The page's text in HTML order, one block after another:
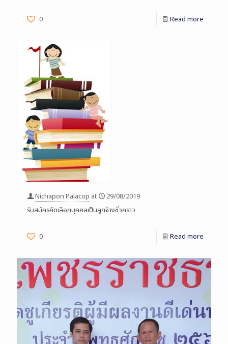
0 Read more
Nichapon Palacop at
29/08/2019
รับสมัครคัดเลือกบุคคลเป็นลูกจ้างชั่วคราว
0 Read more